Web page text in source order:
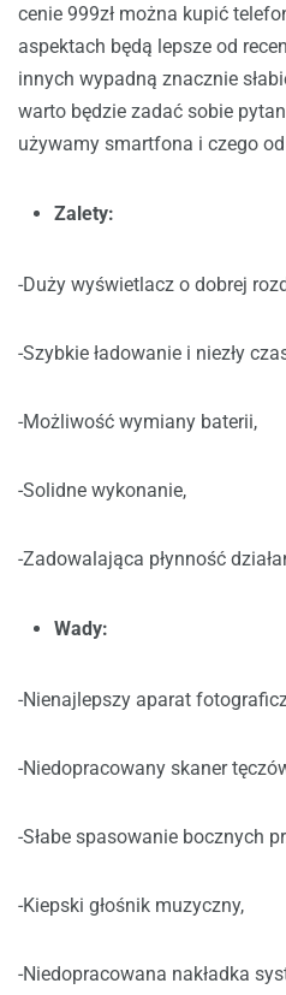
cenie 999zł można kupić
aspektach będą lepsze od
innych wypadną znacznie
warto będzie zadać sobie
używamy smartfona i czego
Zalety:
-Duży wyświetlacz o dobrej
-Szybkie ładowanie i niezły
-Możliwość wymiany baterii,
-Solidne wykonanie,
-Zadowalająca płynność
Wady:
-Nienajlepszy aparat
-Niedopracowany skaner
-Słabe spasowanie bocznych
-Kiepski głośnik muzyczny,
-Niedopracowana nakładka